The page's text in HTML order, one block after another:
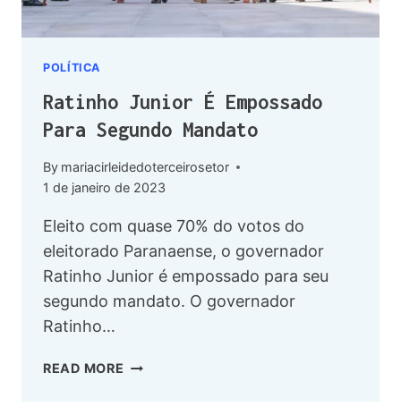
POLÍTICA
Ratinho Junior É Empossado
Para Segundo Mandato
By mariacirleidedoterceirosetor
1 de janeiro de 2023
Eleito com quase 70% do votos do
eleitorado Paranaense, o governador
Ratinho Junior é empossado para seu
segundo mandato. O governador
Ratinho…
READ MORE